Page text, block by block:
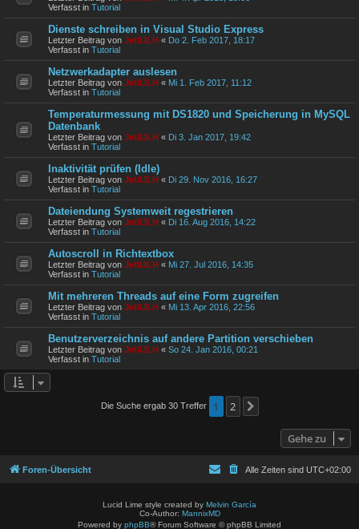
Verfasst in Tutorial
Dienste schreiben in Visual Studio Express
Letzter Beitrag von Jet0JLH « Do 2. Feb 2017, 18:17
Verfasst in Tutorial
Netzwerkadapter auslesen
Letzter Beitrag von Jet0JLH « Mi 1. Feb 2017, 11:12
Verfasst in Tutorial
Temperaturmessung mit DS1820 und Speicherung in MySQL
Datenbank
Letzter Beitrag von Jet0JLH « Di 3. Jan 2017, 19:42
Verfasst in Tutorial
Inaktivität prüfen (Idle)
Letzter Beitrag von Jet0JLH « Di 29. Nov 2016, 16:27
Verfasst in Tutorial
Dateiendung Systemweit regestrieren
Letzter Beitrag von Jet0JLH « Di 16. Aug 2016, 14:22
Verfasst in Tutorial
Autoscroll in Richtextbox
Letzter Beitrag von Jet0JLH « Mi 27. Jul 2016, 14:35
Verfasst in Tutorial
Mit mehreren Threads auf eine Form zugreifen
Letzter Beitrag von Jet0JLH « Mi 13. Apr 2016, 22:56
Verfasst in Tutorial
Benutzerverzeichnis auf andere Partition verschieben
Letzter Beitrag von Jet0JLH « So 24. Jan 2016, 00:21
Verfasst in Tutorial
Die Suche ergab 30 Treffer 1 2
Gehe zu
Foren-Übersicht Alle Zeiten sind UTC+02:00
Lucid Lime style created by Melvin García
Co-Author: MannixMD
Powered by phpBB® Forum Software © phpBB Limited